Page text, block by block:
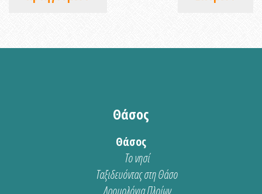
Θάσος
Θάσος
Το νησί
Ταξιδευόντας στη Θάσο